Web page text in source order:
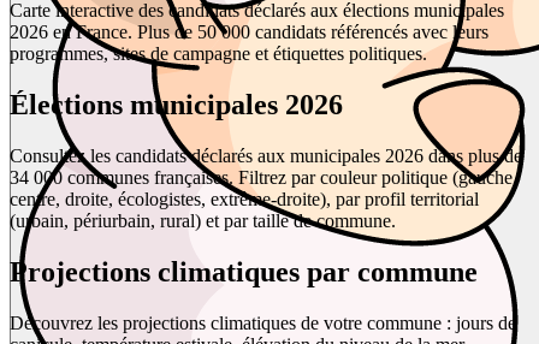
Carte interactive des candidats déclarés aux élections municipales
2026 en France. Plus de 50 000 candidats référencés avec leurs
programmes, sites de campagne et étiquettes politiques.
Élections municipales 2026
Consultez les candidats déclarés aux municipales 2026 dans plus de
34 000 communes françaises. Filtrez par couleur politique (gauche,
centre, droite, écologistes, extrême-droite), par profil territorial
(urbain, périurbain, rural) et par taille de commune.
Projections climatiques par commune
Découvrez les projections climatiques de votre commune : jours de